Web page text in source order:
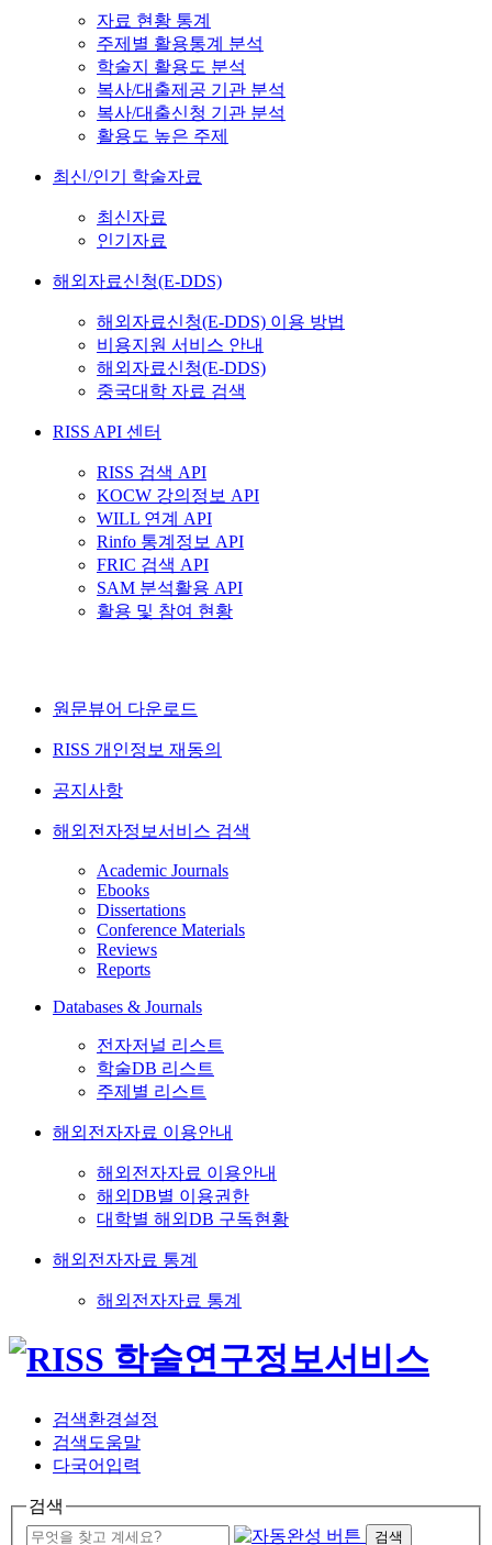
자료 현황 통계
주제별 활용통계 분석
학술지 활용도 분석
복사/대출제공 기관 분석
복사/대출신청 기관 분석
활용도 높은 주제
최신/인기 학술자료
최신자료
인기자료
해외자료신청(E-DDS)
해외자료신청(E-DDS) 이용 방법
비용지원 서비스 안내
해외자료신청(E-DDS)
중국대학 자료 검색
RISS API 센터
RISS 검색 API
KOCW 강의정보 API
WILL 연계 API
Rinfo 통계정보 API
FRIC 검색 API
SAM 분석활용 API
활용 및 참여 현황
원문뷰어 다운로드
RISS 개인정보 재동의
공지사항
해외전자정보서비스 검색
Academic Journals
Ebooks
Dissertations
Conference Materials
Reviews
Reports
Databases & Journals
전자저널 리스트
학술DB 리스트
주제별 리스트
해외전자자료 이용안내
해외전자자료 이용안내
해외DB별 이용권한
대학별 해외DB 구독현황
해외전자자료 통계
해외전자자료 통계
검색환경설정
검색도움말
다국어입력
검색
검색